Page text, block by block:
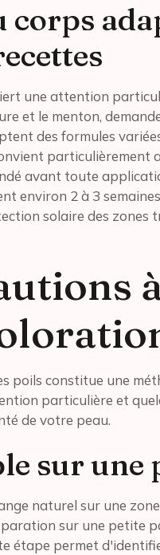
corps
une attention
et le menton,
des formules
particulièrement
avant toute
environ 2 à 3
solaire des zones
poils constitue une
particulière et
de votre peau.
sur une
naturel sur une
sur une petite
étape permet